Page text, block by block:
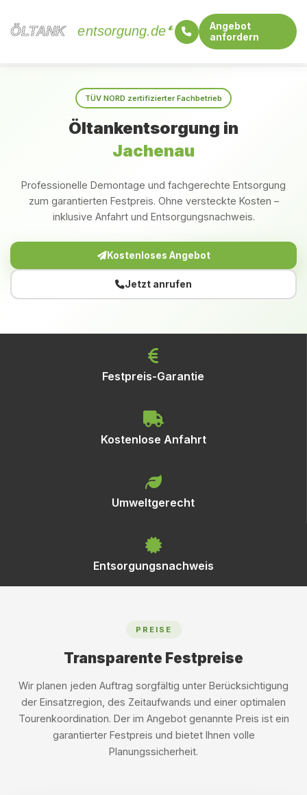
ÖLTANK
ÖLTANK entsorgung.de
Angebot
anfordern
TÜV NORD zertifizierter Fachbetrieb
Öltankentsorgung in
Jachenau
Professionelle Demontage und fachgerechte Entsorgung
zum garantierten Festpreis. Ohne versteckte Kosten –
inklusive Anfahrt und Entsorgungsnachweis.
Kostenloses Angebot
Jetzt anrufen
Festpreis-Garantie
Kostenlose Anfahrt
Umweltgerecht
Entsorgungsnachweis
PREISE
Transparente Festpreise
Wir planen jeden Auftrag sorgfältig unter Berücksichtigung
der Einsatzregion, des Zeitaufwands und einer optimalen
Tourenkoordination. Der im Angebot genannte Preis ist ein
garantierter Festpreis und bietet Ihnen volle
Planungssicherheit.